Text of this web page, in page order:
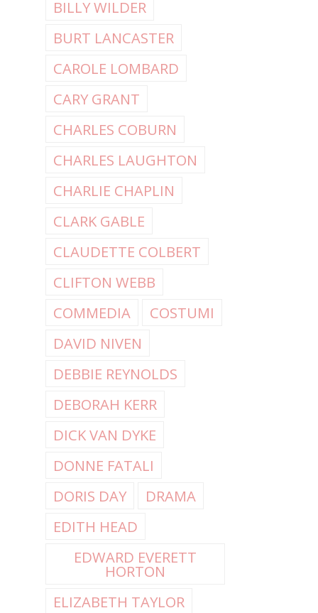
BILLY WILDER
BURT LANCASTER
CAROLE LOMBARD
CARY GRANT
CHARLES COBURN
CHARLES LAUGHTON
CHARLIE CHAPLIN
CLARK GABLE
CLAUDETTE COLBERT
CLIFTON WEBB
COMMEDIA
COSTUMI
DAVID NIVEN
DEBBIE REYNOLDS
DEBORAH KERR
DICK VAN DYKE
DONNE FATALI
DORIS DAY
DRAMA
EDITH HEAD
EDWARD EVERETT
HORTON
ELIZABETH TAYLOR